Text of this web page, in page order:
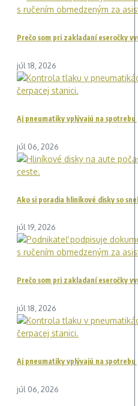
Prečo som pri zakladaní eseročky
júl 18, 2026
Aj pneumatiky vplývajú na
júl 06, 2026
Ako si poradia hliníkové disky so
júl 19, 2026
Prečo som pri zakladaní eseročky
júl 18, 2026
Aj pneumatiky vplývajú na
júl 06, 2026